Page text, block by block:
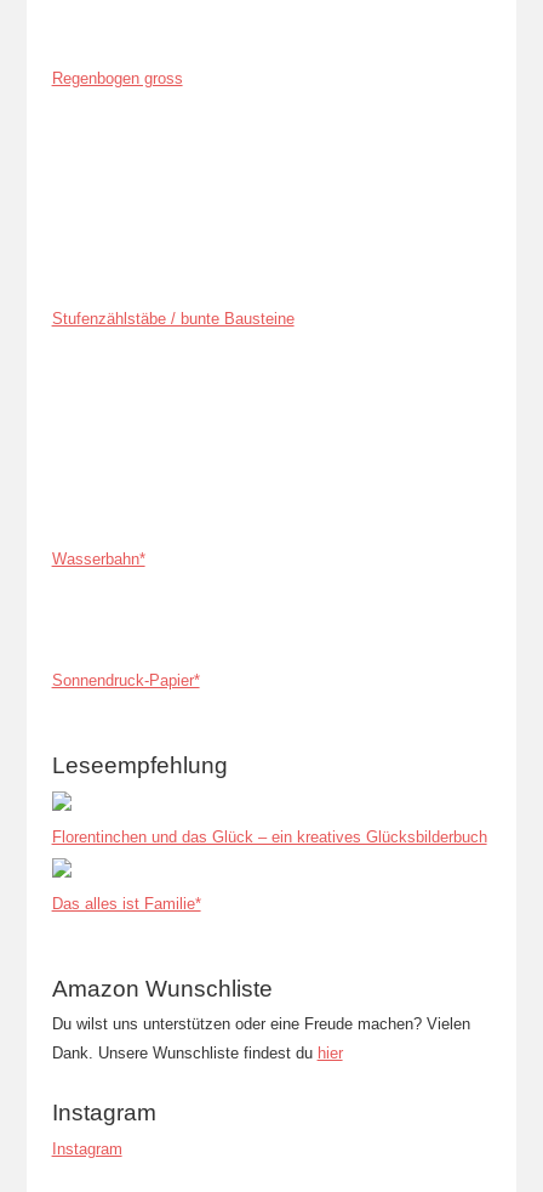
Regenbogen gross
Stufenzählstäbe / bunte Bausteine
Wasserbahn*
Sonnendruck-Papier*
Leseempfehlung
Florentinchen und das Glück – ein kreatives Glücksbilderbuch
Das alles ist Familie*
Amazon Wunschliste
Du wilst uns unterstützen oder eine Freude machen? Vielen
Dank. Unsere Wunschliste findest du hier
Instagram
Instagram